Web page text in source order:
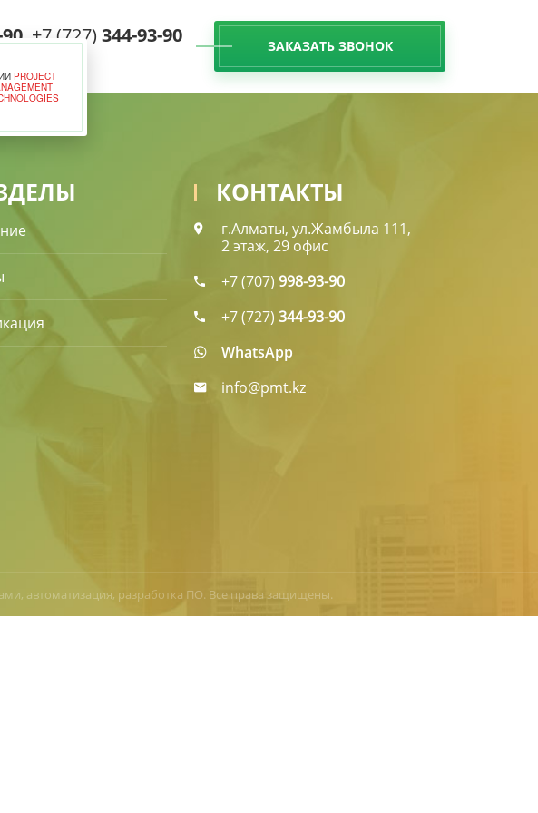
+7 (727) 344-93-90
ЗАКАЗАТЬ ЗВОНОК
СЕРТИФИКАЦИЯ
PROJECT
КОНТАКТЫ
г.Алматы, ул.Жамбыла 111,
2 этаж, 29 офис
+7 (707) 998-93-90
+7 (727) 344-93-90
WhatsApp
info@pmt.kz
автоматизация, разработка ПО. Все права защищены.